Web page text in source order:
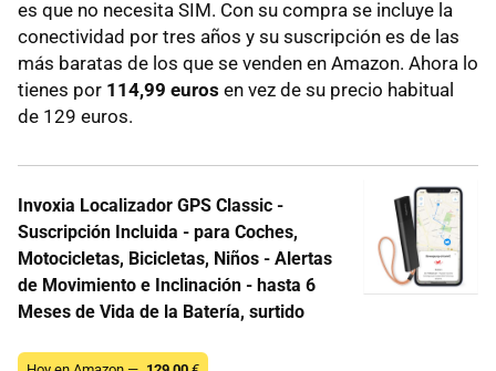
es que no necesita SIM. Con su compra se incluye la
conectividad por tres años y su suscripción es de las
más baratas de los que se venden en Amazon. Ahora lo
tienes por 114,99 euros en vez de su precio habitual
de 129 euros.
Invoxia Localizador GPS Classic -
Suscripción Incluida - para Coches,
Motocicletas, Bicicletas, Niños - Alertas
de Movimiento e Inclinación - hasta 6
Meses de Vida de la Batería, surtido